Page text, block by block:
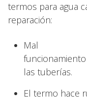
termos para agua
reparación:
Mal
las tuberías.
El termo hace